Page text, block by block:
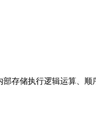
存储执行逻辑运算、